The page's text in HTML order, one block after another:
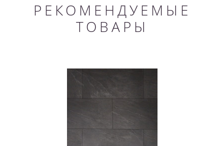
РЕКОМЕНДУЕМЫЕ
ТОВАРЫ